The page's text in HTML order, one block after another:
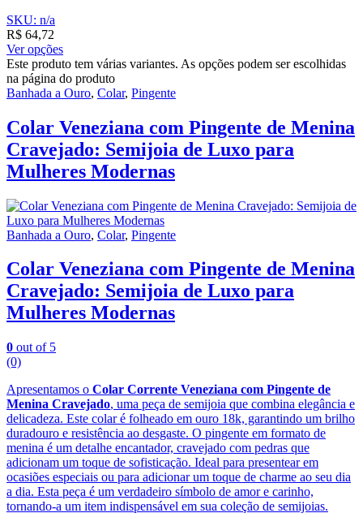
SKU: n/a
R$ 64,72
Ver opções
Este produto tem várias variantes. As opções podem ser escolhidas
na página do produto
Banhada a Ouro, Colar, Pingente
Colar Veneziana com Pingente de Menina
Cravejado: Semijoia de Luxo para
Mulheres Modernas
Banhada a Ouro, Colar, Pingente
Colar Veneziana com Pingente de Menina
Cravejado: Semijoia de Luxo para
Mulheres Modernas
0 out of 5
(0)
Apresentamos o Colar Corrente Veneziana com Pingente de
Menina Cravejado, uma peça de semijoia que combina elegância e
delicadeza. Este colar é folheado em ouro 18k, garantindo um brilho
duradouro e resistência ao desgaste. O pingente em formato de
menina é um detalhe encantador, cravejado com pedras que
adicionam um toque de sofisticação. Ideal para presentear em
ocasiões especiais ou para adicionar um toque de charme ao seu dia
a dia. Esta peça é um verdadeiro símbolo de amor e carinho,
tornando-a um item indispensável em sua coleção de semijoias.